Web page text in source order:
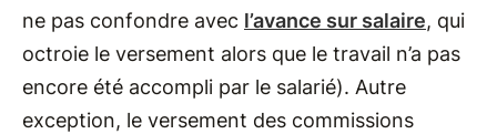
ne pas confondre avec l’avance sur salaire, qui
octroie le versement alors que le travail n’a pas
encore été accompli par le salarié). Autre
exception, le versement des commissions